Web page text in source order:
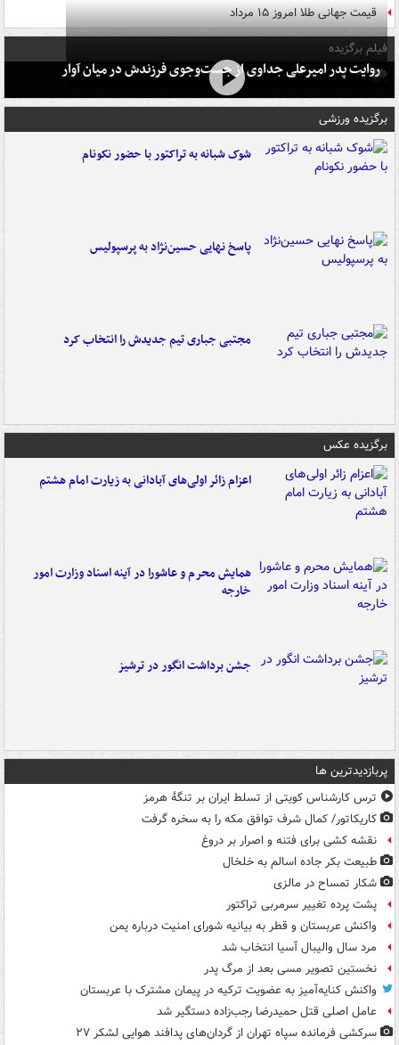
قیمت جهانی طلا امروز ۱۵ مرداد
فیلم برگزیده
روایت پدر امیرعلی جداوی از جست‌وجوی فرزندش در میان آوار
برگزیده ورزشی
شوک شبانه به تراکتور با حضور نکونام
پاسخ نهایی حسین‌نژاد به پرسپولیس
مجتبی جباری تیم جدیدش را انتخاب کرد
برگزیده عکس
اعزام زائر اولی‌های آبادانی به زیارت امام هشتم
همایش محرم و عاشورا در آینه اسناد وزارت امور
خارجه
جشن برداشت انگور در ترشیز
پربازدیدترین ها
ترس کارشناس کویتی از تسلط ایران بر تنگۀ هرمز
کاریکاتور/ کمال شرف توافق مکه را به سخره گرفت
نقشه کشی برای فتنه و اصرار بر دروغ
طبیعت بکر جاده اسالم به خلخال
شکار تمساح در مالزی
پشت پرده تغییر سرمربی تراکتور
واکنش عربستان و قطر به بیانیه شورای امنیت درباره یمن
مرد سال والیبال آسیا انتخاب شد
نخستین تصویر مسی بعد از مرگ پدر
واکنش کنایه‌آمیز به عضویت ترکیه در پیمان مشترک با عربستان
عامل اصلی قتل حمیدرضا رجب‌زاده دستگیر شد
سرکشی فرمانده سپاه تهران از گردان‌های پدافند هوایی لشکر ۲۷